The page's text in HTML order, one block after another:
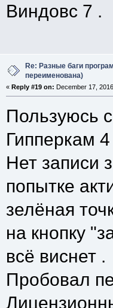
Виндовс 7 .
Re: Разные баги
переименована)
« Reply #19 on: December 17,
Пользуюсь
Гипперкам
Нет записи
попытке
зелёная
на кнопку
всё виснет .
Пробовал